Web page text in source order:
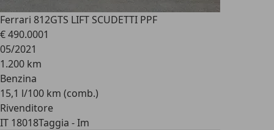
Ferrari 812GTS LIFT SCUDETTI PPF
€ 490.0001
05/2021
1.200 km
Benzina
15,1 l/100 km (comb.)
Rivenditore
IT 18018Taggia - Im